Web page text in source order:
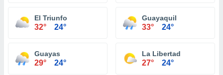
El Triunfo
32° 24°
Guayaquil
33° 24°
Guayas
29° 24°
La Libertad
27° 24°